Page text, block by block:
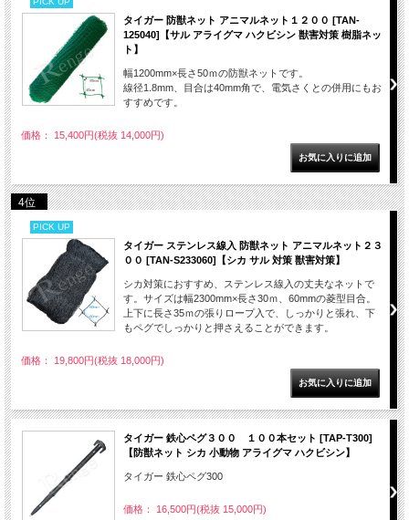
タイガー 防獣ネット アニマルネット１２００ [TAN-
125040]【サル アライグマ ハクビシン 獣害対策 樹脂ネッ
ト】
幅1200mm×長さ50ｍの防獣ネットです。
線径1.8mm、目合は40mm角で、電気さくとの併用にもお
すすめです。
価格： 15,400円(税抜 14,000円)
4位
PICK UP
タイガー ステンレス線入 防獣ネット アニマルネット２３
００ [TAN-S233060]【シカ サル 対策 獣害対策】
シカ対策におすすめ、ステンレス線入の丈夫なネットで
す。サイズは幅2300mm×長さ30ｍ、60mmの菱型目合。
上下に長さ35ｍの張りロープ入で、しっかりと張れ、下
もペグでしっかりと押さえることができます。
価格： 19,800円(税抜 18,000円)
タイガー 鉄心ペグ３００ １００本セット [TAP-T300]
【防獣ネット シカ 小動物 アライグマ ハクビシン】
タイガー 鉄心ペグ300
価格： 16,500円(税抜 15,000円)